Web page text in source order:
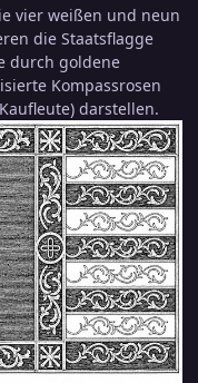
vier weißen und neun
die Staatsflagge
durch goldene
Kompassrosen
darstellen.